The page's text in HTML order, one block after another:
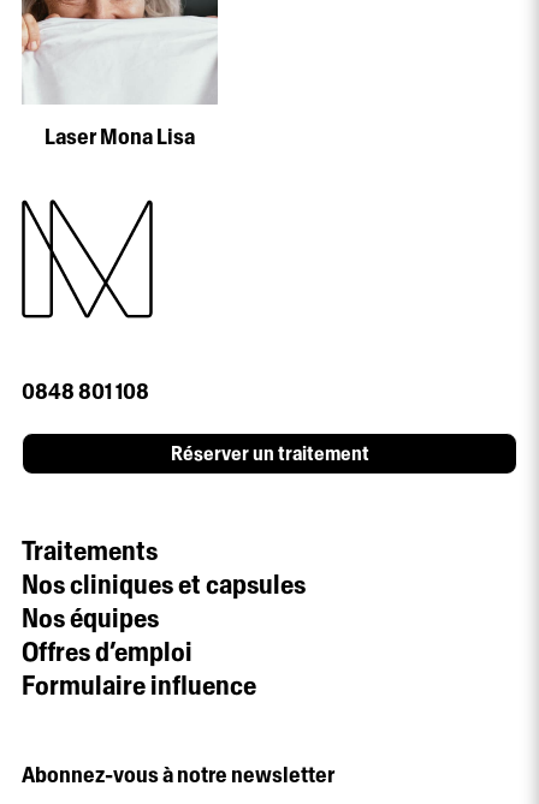
Laser Mona Lisa
0848 801 108
Réserver un traitement
Traitements
Nos cliniques et capsules
Nos équipes
Offres d’emploi
Formulaire influence
Abonnez-vous à notre newsletter